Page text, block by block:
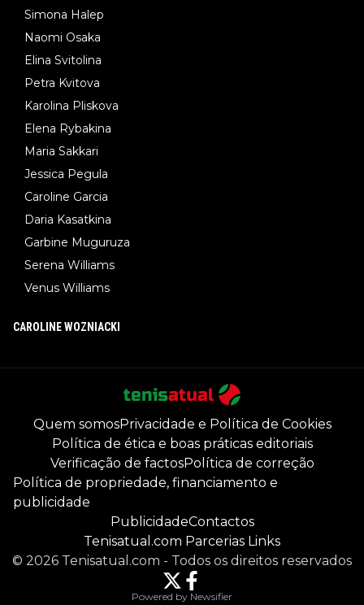
Simona Halep
Naomi Osaka
Elina Svitolina
Petra Kvitova
Karolina Pliskova
Elena Rybakina
Maria Sakkari
Jessica Pegula
Caroline Garcia
Daria Kasatkina
Garbine Muguruza
Serena Williams
Venus Williams
CAROLINE WOZNIACKI
Quem somosPrivacidade e Política de Cookies
Política de ética e boas práticas editoriais
Verificação de factosPolítica de correção
Política de propriedade, financiamento e
publicidade
PublicidadeContactos
Tenisatual.com Parcerias Links
© 2026 Tenisatual.com - Todos os direitos reservados
Powered by Newsifier